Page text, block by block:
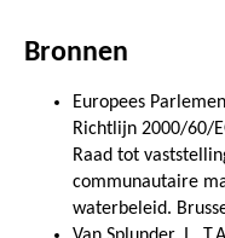
Bronnen
Europees
Richtlijn 2000/60/
Raad tot
communautaire
waterbeleid.